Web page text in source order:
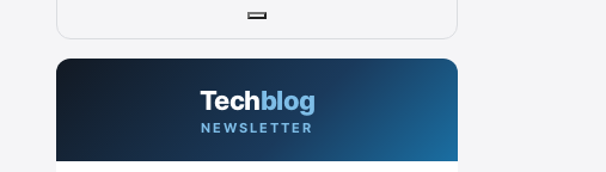
Techblog
NEWSLETTER